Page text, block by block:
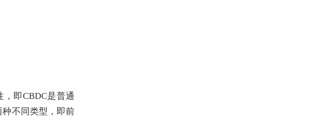
即CBDC是普通
不同类型，即前